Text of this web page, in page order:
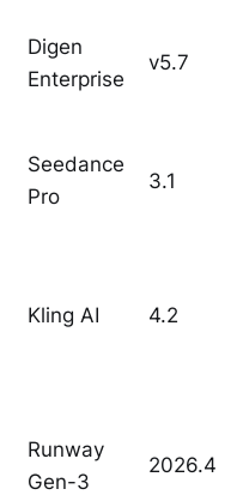
Digen
Enterprise
v5.7
Seedance
Pro
3.1
Kling AI 4.2
Runway
Gen-3
2026.4